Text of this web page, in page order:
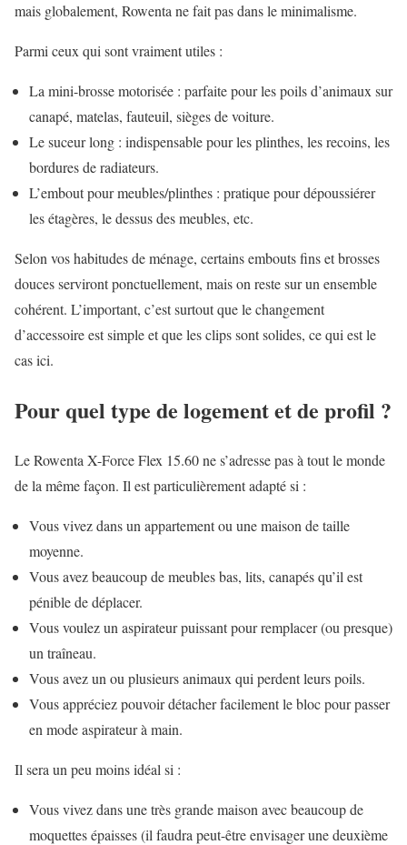
mais globalement, Rowenta ne fait pas dans le minimalisme.
Parmi ceux qui sont vraiment utiles :
La mini-brosse motorisée : parfaite pour les poils d’animaux sur
canapé, matelas, fauteuil, sièges de voiture.
Le suceur long : indispensable pour les plinthes, les recoins, les
bordures de radiateurs.
L’embout pour meubles/plinthes : pratique pour dépoussiérer
les étagères, le dessus des meubles, etc.
Selon vos habitudes de ménage, certains embouts fins et brosses
douces serviront ponctuellement, mais on reste sur un ensemble
cohérent. L’important, c’est surtout que le changement
d’accessoire est simple et que les clips sont solides, ce qui est le
cas ici.
Pour quel type de logement et de profil ?
Le Rowenta X-Force Flex 15.60 ne s’adresse pas à tout le monde
de la même façon. Il est particulièrement adapté si :
Vous vivez dans un appartement ou une maison de taille
moyenne.
Vous avez beaucoup de meubles bas, lits, canapés qu’il est
pénible de déplacer.
Vous voulez un aspirateur puissant pour remplacer (ou presque)
un traîneau.
Vous avez un ou plusieurs animaux qui perdent leurs poils.
Vous appréciez pouvoir détacher facilement le bloc pour passer
en mode aspirateur à main.
Il sera un peu moins idéal si :
Vous vivez dans une très grande maison avec beaucoup de
moquettes épaisses (il faudra peut-être envisager une deuxième